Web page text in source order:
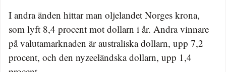
I andra änden hittar man oljelandet Norges krona,
som lyft 8,4 procent mot dollarn i år. Andra vinnare
på valutamarknaden är australiska dollarn, upp 7,2
procent, och den nyzeeländska dollarn, upp 1,4